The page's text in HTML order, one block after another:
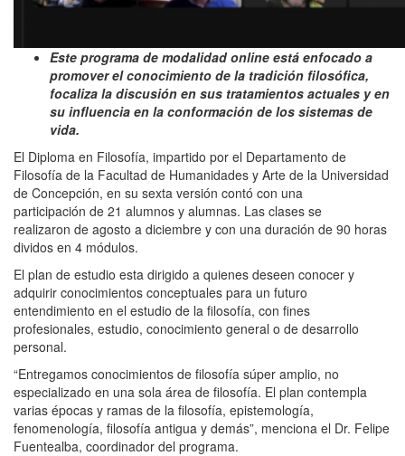
Este programa de modalidad online está enfocado a
promover el conocimiento de la tradición filosófica,
focaliza la discusión en sus tratamientos actuales y en
su influencia en la conformación de los sistemas de
vida.
El Diploma en Filosofía, impartido por el Departamento de
Filosofía de la Facultad de Humanidades y Arte de la Universidad
de Concepción, en su sexta versión contó con una
participación de 21 alumnos y alumnas. Las clases se
realizaron de agosto a diciembre y con una duración de 90 horas
dividos en 4 módulos.
El plan de estudio esta dirigido a quienes deseen conocer y
adquirir conocimientos conceptuales para un futuro
entendimiento en el estudio de la filosofía, con fines
profesionales, estudio, conocimiento general o de desarrollo
personal.
“Entregamos conocimientos de filosofía súper amplio, no
especializado en una sola área de filosofía. El plan contempla
varias épocas y ramas de la filosofía, epistemología,
fenomenología, filosofía antigua y demás”, menciona el Dr. Felipe
Fuentealba, coordinador del programa.